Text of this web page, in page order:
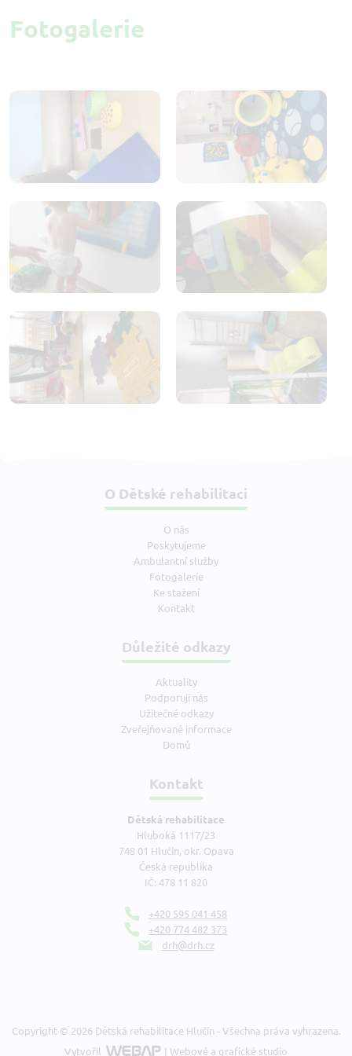
Fotogalerie
O Dětské rehabilitaci
O nás
Poskytujeme
Ambulantní služby
Fotogalerie
Ke stažení
Kontakt
Důležité odkazy
Aktuality
Podporují nás
Užitečné odkazy
Zveřejňované informace
Domů
Kontakt
Dětská rehabilitace
Hluboká 1117/23
748 01 Hlučín, okr. Opava
Česká republika
IČ: 478 11 820
+420 595 041 458
+420 774 482 373
drh@drh.cz
Copyright © 2026 Dětská rehabilitace Hlučín - Všechna práva vyhrazena.
Vytvořil
| Webové a grafické studio